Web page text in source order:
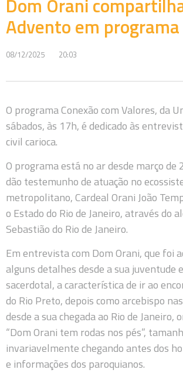
Advento em programa
08/12/2025 20:03
O programa Conexão com Valores, da
sábados, às 17h, é dedicado às
civil carioca.
O programa está no ar desde março
dão testemunho de atuação no
metropolitano, Cardeal Orani João
o Estado do Rio de Janeiro, através do
Sebastião do Rio de Janeiro.
Em entrevista com Dom Orani, que foi
alguns detalhes desde a sua juventude
sacerdotal, a característica de ir ao
do Rio Preto, depois como arcebispo
desde a sua chegada ao Rio de
“Dom Orani tem rodas nos pés”,
invariavelmente chegando antes dos
e informações dos paroquianos.